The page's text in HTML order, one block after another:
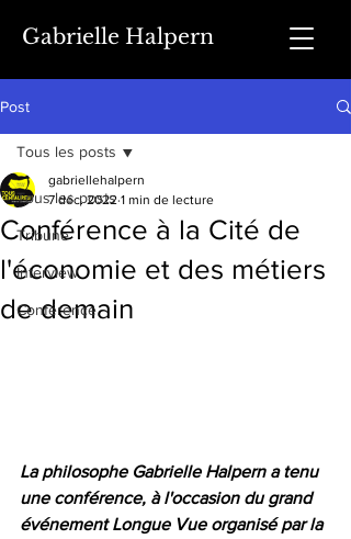
Gabrielle Halpern
Post
Tous les posts
Tribune
Interview
Conférence
Tous les posts
Conférence à la Cité de
l'économie et des métiers
de demain
gabriellehalpern
7 déc. 2022 1 min de lecture
La philosophe Gabrielle Halpern a tenu
une conférence, à l'occasion du grand
événement Longue Vue organisé par la